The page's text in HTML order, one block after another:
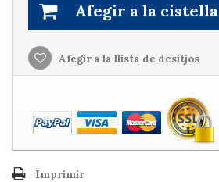
Afegir a la cistella
Afegir a la llista de desitjos
Imprimir